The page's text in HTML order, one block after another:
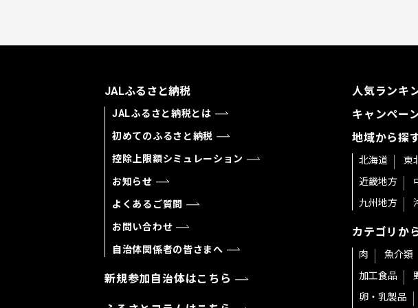
JALふるさと納税
JALふるさと納税とは
初めてのふるさと納税
控除上限額シミュレーション
お知らせ
よくあるご質問
お問い合わせ
自治体関係者の皆さまへ
新規参加自治体はこちら
人気ランキ
キャンペー
地域から探
北海道 東
近畿地方
九州地方
カテゴリか
肉 魚介類
加工食品
卵・乳製品